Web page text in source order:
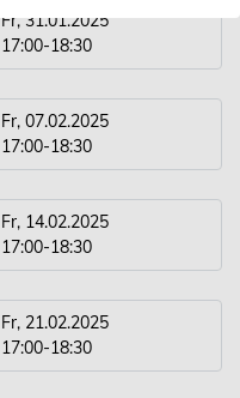
Fr, 31.01.2025
17:00-18:30
Fr, 07.02.2025
17:00-18:30
Fr, 14.02.2025
17:00-18:30
Fr, 21.02.2025
17:00-18:30